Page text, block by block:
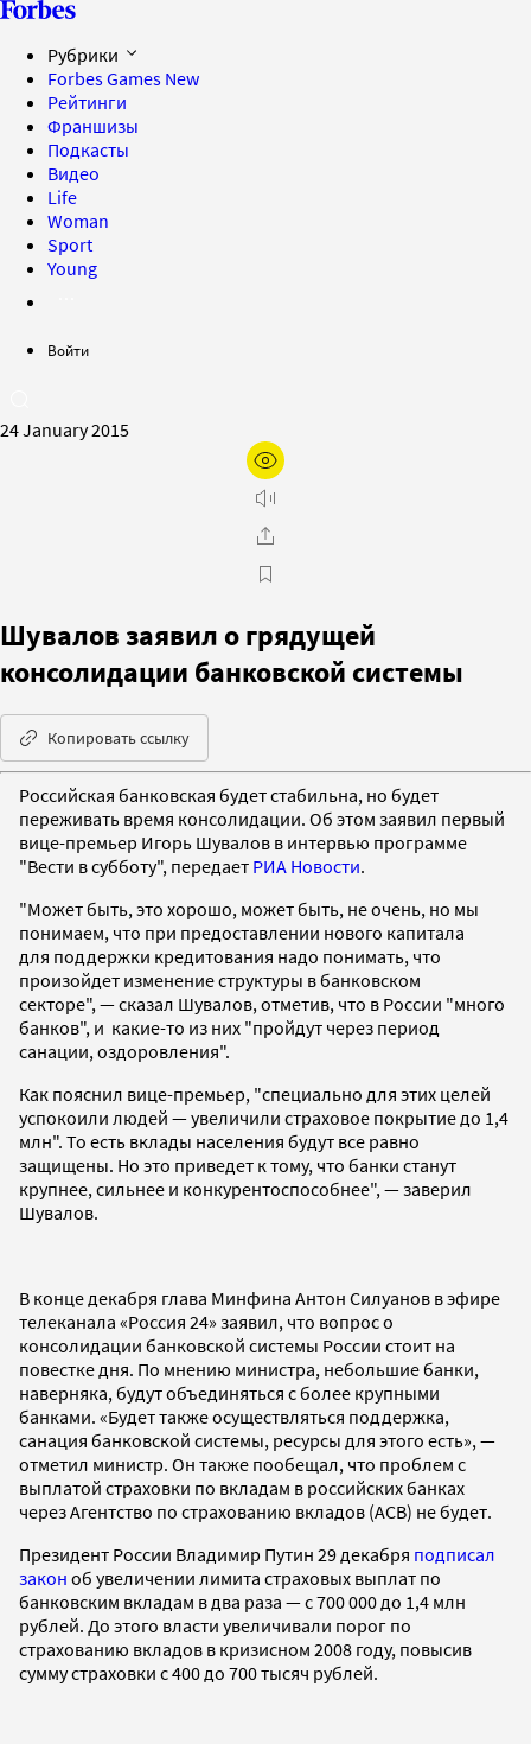
Рубрики
Forbes Games New
Рейтинги
Франшизы
Подкасты
Видео
Life
Woman
Sport
Young
Войти
24 January 2015
Шувалов заявил о грядущей
консолидации банковской системы
Копировать ссылку
Российская банковская будет стабильна, но будет
переживать время консолидации. Об этом заявил первый
вице-премьер Игорь Шувалов в интервью программе
"Вести в субботу", передает РИА Новости.
"Может быть, это хорошо, может быть, не очень, но мы
понимаем, что при предоставлении нового капитала
для поддержки кредитования надо понимать, что
произойдет изменение структуры в банковском
секторе", — сказал Шувалов, отметив, что в России "много
банков", и какие-то из них "пройдут через период
санации, оздоровления".
Как пояснил вице-премьер, "специально для этих целей
успокоили людей — увеличили страховое покрытие до 1,4
млн". То есть вклады населения будут все равно
защищены. Но это приведет к тому, что банки станут
крупнее, сильнее и конкурентоспособнее", — заверил
Шувалов.
В конце декабря глава Минфина Антон Силуанов в эфире
телеканала «Россия 24» заявил, что вопрос о
консолидации банковской системы России стоит на
повестке дня. По мнению министра, небольшие банки,
наверняка, будут объединяться с более крупными
банками. «Будет также осуществляться поддержка,
санация банковской системы, ресурсы для этого есть», —
отметил министр. Он также пообещал, что проблем с
выплатой страховки по вкладам в российских банках
через Агентство по страхованию вкладов (АСВ) не будет.
Президент России Владимир Путин 29 декабря подписал
закон об увеличении лимита страховых выплат по
банковским вкладам в два раза — с 700 000 до 1,4 млн
рублей. До этого власти увеличивали порог по
страхованию вкладов в кризисном 2008 году, повысив
сумму страховки с 400 до 700 тысяч рублей.